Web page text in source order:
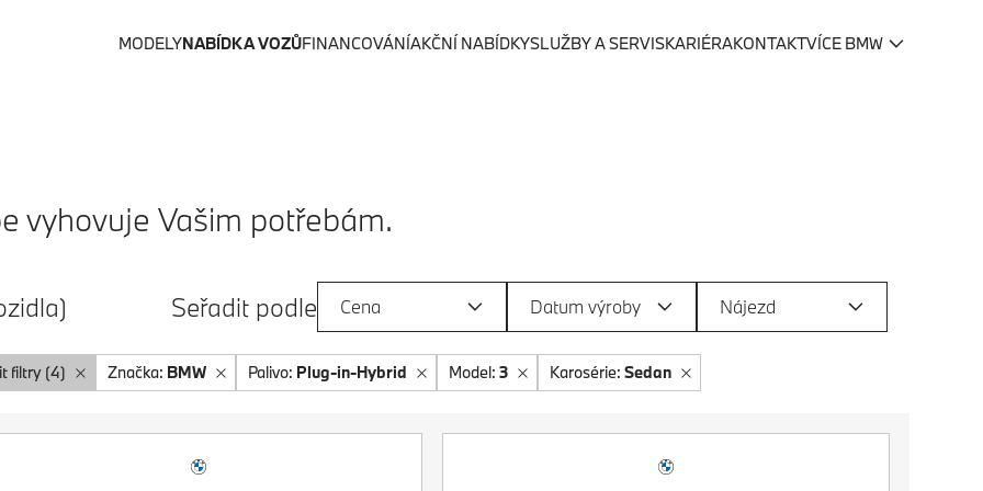
MODELYNABÍDKA VOZŮFINANCOVÁNÍAKČNÍ NABÍDKYSLUŽBY A SERVISKARIÉRAKONTAKTVÍCE BMW
vyhovuje Vašim potřebám.
Seřadit podle Cena Datum výroby Nájezd
filtry (4) Značka: BMW Palivo: Plug-in-Hybrid Model:3 Karosérie:Sedan